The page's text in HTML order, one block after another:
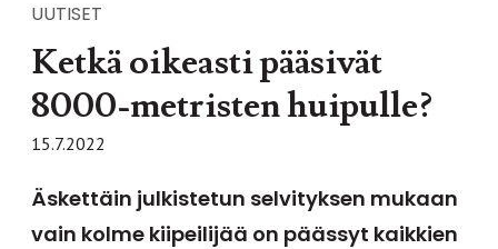
UUTISET
Ketkä oikeasti pääsivät
8000-metristen huipulle?
15.7.2022
Äskettäin julkistetun selvityksen mukaan
vain kolme kiipeilijää on päässyt kaikkien